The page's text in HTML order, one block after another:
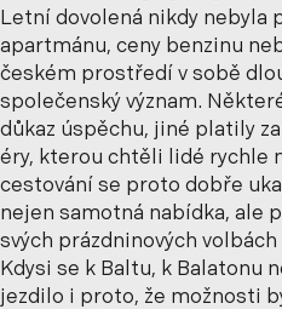
Letní dovolená nikdy nebyla
apartmánu, ceny benzinu
českém prostředí v sobě
společenský význam.
důkaz úspěchu, jiné platily
éry, kterou chtěli lidé rychle
cestování se proto dobře
nejen samotná nabídka, ale
svých prázdninových
Kdysi se k Baltu, k Balatonu
jezdilo i proto, že možnosti